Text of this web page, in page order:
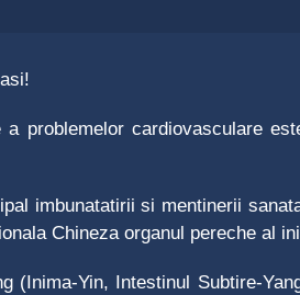
problemelor cardiovasculare
imbunatatirii si mentinerii
Chineza organul pereche al
(Inima-Yin, Intestinul Subtire-